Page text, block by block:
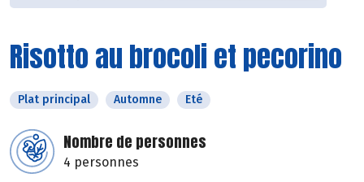
Risotto au brocoli et pecorino
Plat principal Automne Eté
Nombre de personnes
4 personnes